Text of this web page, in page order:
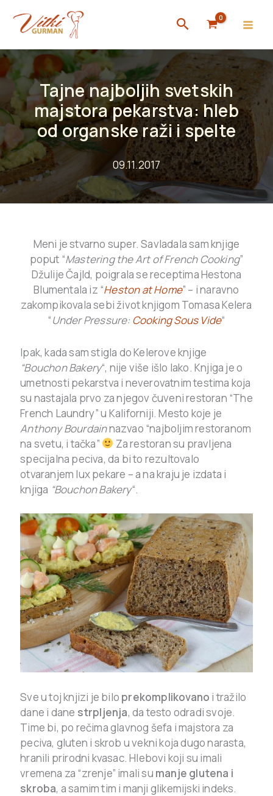
content
Search
Tajne najboljih svetskih
majstora pekarstva: hleb
od organske raži i spelte
09.11.2017
Meni je stvarno super. Savladala sam knjige
poput “Mastering the Art of French Cooking”
Džulije Čajld, poigrala se receptima Hestona
Blumentala iz “Heston at Home” – i naravno
zakompikovala sebi život knjigom Tomasa Kelera
“Under Pressure: Cooking Sous Vide“
Ipak, kada sam stigla do Kelerove knjige
“Bouchon Bakery“, nije više išlo lako. Knjiga je o
umetnosti pekarstva i neverovatnim testima koja
su nastajala prvo za njegov čuveni restoran “The
French Laundry” u Kaliforniji. Mesto koje je
Anthony Bourdainnazvao “najboljim restoranom
na svetu, i tačka”
Za restoran su pravljena
specijalna peciva, da bi to rezultovalo
otvaranjem lux pekare – a na kraju je izdata i
knjiga “Bouchon Bakery“.
Sve u toj knjizi je bilo prekomplikovano i tražilo
dane i dane strpljenja, da testo odradi svoje.
Time bi, po rečima glavnog šefa i majstora za
peciva, gluten i skrob u vekni koja dugo narasta,
hranili prirodni kvasac. Hlebovi koji su imali
vremena za “zrenje” imali su manje glutena i
skroba, a samim tim i manji glikemijski indeks.